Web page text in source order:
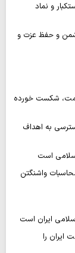
و نماد
و حفظ عزت و
شکست خورده
به اهداف
است
واشنگتن
ایران است
ایران را